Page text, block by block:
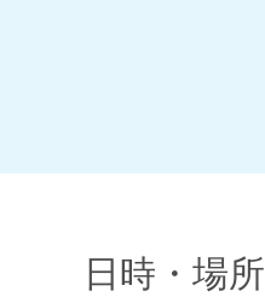
日時・場所